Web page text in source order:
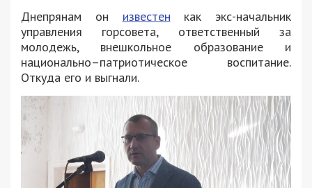
Днепрянам он известен как экс-начальник
управления горсовета, ответственный за
молодежь, внешкольное образование и
национально–патриотическое воспитание.
Откуда его и выгнали.